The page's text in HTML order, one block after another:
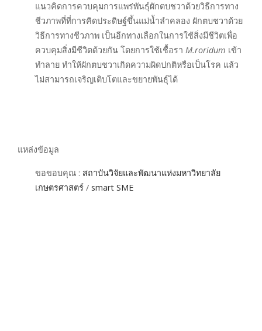
แนวคิดการควบคุมการแพร่พันธุ์ผักตบชวาด้วยวิธีการทาง
ชีวภาพที่ที่การคิดประดิษฐ์ขึ้นแม่น้ำลำคลอง ผักตบชวาด้วย
วิธีการทางชีวภาพ เป็นอีกทางเลือกในการใช้สิ่งมีชีวิตเพื่อ
ควบคุมสิ่งมีชีวิตด้วยกัน โดยการใช้เชื้อรา M.roridum เข้า
ทำลาย ทำให้ผักตบชวาเกิดความผิดปกติหรือเป็นโรค แล้ว
ไม่สามารถเจริญเติบโตและขยายพันธุ์ได้
แหล่งข้อมูล
ขอขอบคุณ : สถาบันวิจัยและพัฒนาแห่งมหาวิทยาลัย
เกษตรศาสตร์ / smart SME